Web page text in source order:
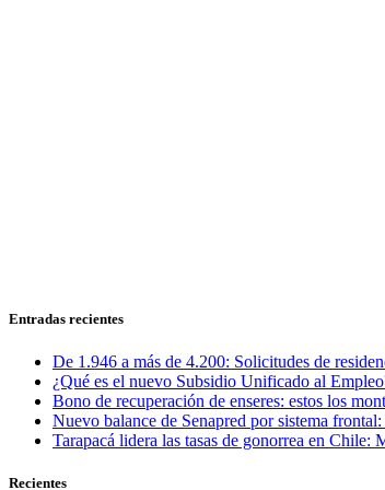
Entradas recientes
De 1.946 a más de 4.200: Solicitudes de
¿Qué es el nuevo Subsidio Unificado al
Bono de recuperación de enseres: estos los
Nuevo balance de Senapred por sistema
Tarapacá lidera las tasas de gonorrea en Chile:
Recientes